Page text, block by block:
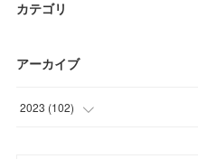
カテゴリ
アーカイブ
2023 (102)